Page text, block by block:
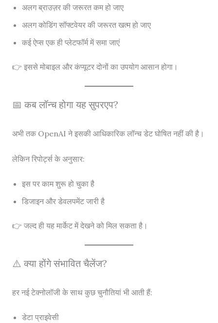
अलग ब्राउज़र की जरूरत कम हो जाए
अलग कोडिंग सॉफ्टवेयर की जरूरत खत्म हो जाए
कई ऐप्स एक ही प्लेटफॉर्म में समा जाएं
👉 इससे मोबाइल और कंप्यूटर दोनों का उपयोग आसान होगा।
📅 कब लॉन्च होगा यह सुपरएप?
अभी तक OpenAI ने इसकी आधिकारिक लॉन्च डेट घोषित नहीं की है।
लेकिन रिपोर्ट्स के अनुसार:
इस पर काम शुरू हो चुका है
डिजाइन और डेवलपमेंट जारी है
👉 जल्द ही यह मार्केट में देखने को मिल सकता है।
⚠️ क्या होंगे संभावित चैलेंज?
हर नई टेक्नोलॉजी के साथ कुछ चुनौतियां भी आती हैं:
डेटा प्राइवेसी